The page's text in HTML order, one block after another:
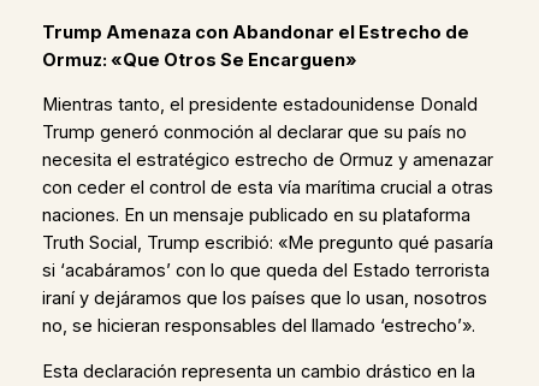
Trump Amenaza con Abandonar el Estrecho de
Ormuz: «Que Otros Se Encarguen»
Mientras tanto, el presidente estadounidense Donald
Trump generó conmoción al declarar que su país no
necesita el estratégico estrecho de Ormuz y amenazar
con ceder el control de esta vía marítima crucial a otras
naciones. En un mensaje publicado en su plataforma
Truth Social, Trump escribió: «Me pregunto qué pasaría
si ‘acabáramos’ con lo que queda del Estado terrorista
iraní y dejáramos que los países que lo usan, nosotros
no, se hicieran responsables del llamado ‘estrecho’».
Esta declaración representa un cambio drástico en la